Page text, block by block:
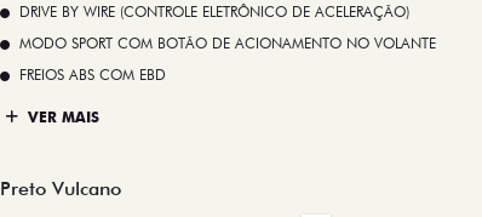
DRIVE BY WIRE (CONTROLE ELETRÔNICO DE ACELERAÇÃO)
MODO SPORT COM BOTÃO DE ACIONAMENTO NO VOLANTE
FREIOS ABS COM EBD
VER MAIS
Preto Vulcano